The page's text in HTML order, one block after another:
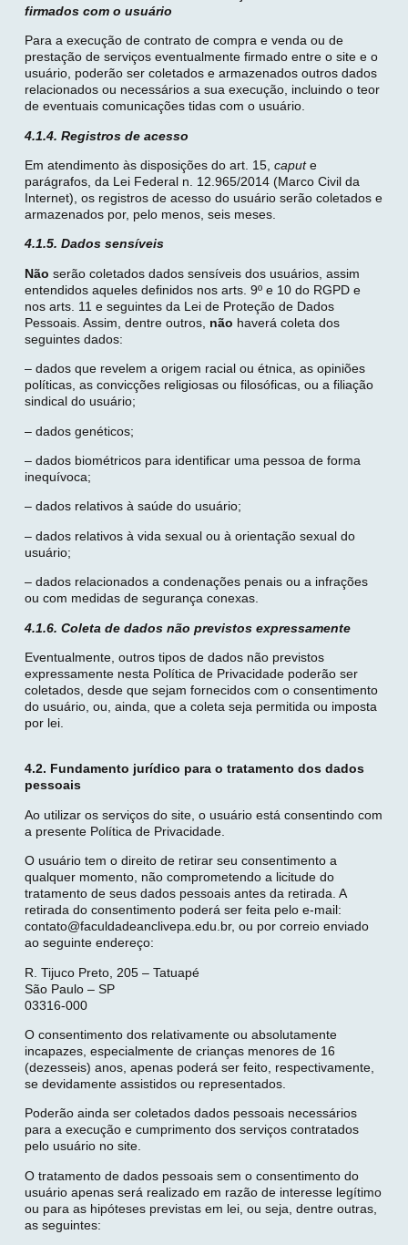
firmados com o usuário
Para a execução de contrato de compra e venda ou de
prestação de serviços eventualmente firmado entre o site e o
usuário, poderão ser coletados e armazenados outros dados
relacionados ou necessários a sua execução, incluindo o teor
de eventuais comunicações tidas com o usuário.
4.1.4. Registros de acesso
Em atendimento às disposições do art. 15, capute
parágrafos, da Lei Federal n. 12.965/2014 (Marco Civil da
Internet), os registros de acesso do usuário serão coletados e
armazenados por, pelo menos, seis meses.
4.1.5. Dados sensíveis
Não serão coletados dados sensíveis dos usuários, assim
entendidos aqueles definidos nos arts. 9º e 10 do RGPD e
nos arts. 11 e seguintes da Lei de Proteção de Dados
Pessoais. Assim, dentre outros, não haverá coleta dos
seguintes dados:
– dados que revelem a origem racial ou étnica, as opiniões
políticas, as convicções religiosas ou filosóficas, ou a filiação
sindical do usuário;
– dados genéticos;
– dados biométricos para identificar uma pessoa de forma
inequívoca;
– dados relativos à saúde do usuário;
– dados relativos à vida sexual ou à orientação sexual do
usuário;
– dados relacionados a condenações penais ou a infrações
ou com medidas de segurança conexas.
4.1.6. Coleta de dados não previstos expressamente
Eventualmente, outros tipos de dados não previstos
expressamente nesta Política de Privacidade poderão ser
coletados, desde que sejam fornecidos com o consentimento
do usuário, ou, ainda, que a coleta seja permitida ou imposta
por lei.
4.2. Fundamento jurídico para o tratamento dos dados
pessoais
Ao utilizar os serviços do site, o usuário está consentindo com
a presente Política de Privacidade.
O usuário tem o direito de retirar seu consentimento a
qualquer momento, não comprometendo a licitude do
tratamento de seus dados pessoais antes da retirada. A
retirada do consentimento poderá ser feita pelo e-mail:
contato@faculdadeanclivepa.edu.br, ou por correio enviado
ao seguinte endereço:
R. Tijuco Preto, 205 – Tatuapé
São Paulo – SP
03316-000
O consentimento dos relativamente ou absolutamente
incapazes, especialmente de crianças menores de 16
(dezesseis) anos, apenas poderá ser feito, respectivamente,
se devidamente assistidos ou representados.
Poderão ainda ser coletados dados pessoais necessários
para a execução e cumprimento dos serviços contratados
pelo usuário no site.
O tratamento de dados pessoais sem o consentimento do
usuário apenas será realizado em razão de interesse legítimo
ou para as hipóteses previstas em lei, ou seja, dentre outras,
as seguintes: